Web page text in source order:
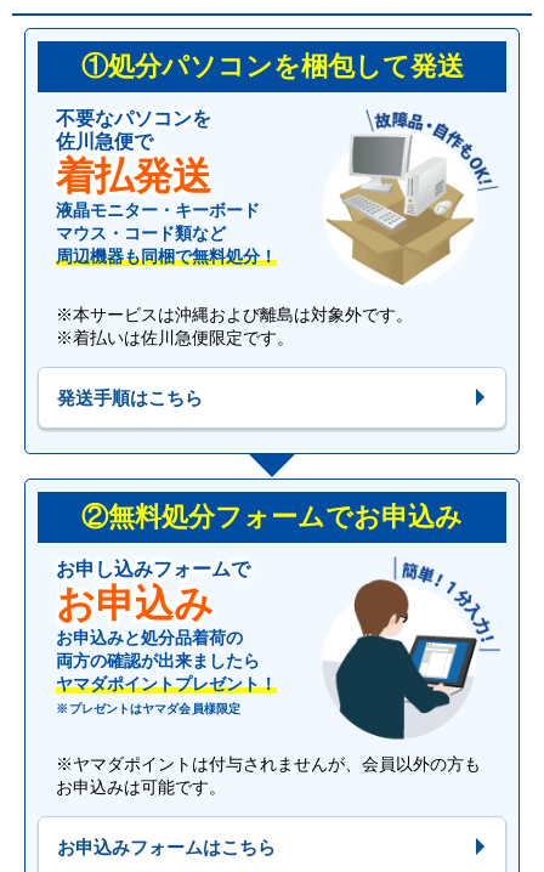
①処分パソコンを梱包して発送
不要なパソコンを
佐川急便で
着払発送
液晶モニター・キーボード
マウス・コード類など
周辺機器も同梱で無料処分！
※本サービスは沖縄および離島は対象外です。
※着払いは佐川急便限定です。
発送手順はこちら
②無料処分フォームでお申込み
お申し込みフォームで
お申込み
お申込みと処分品着荷の
両方の確認が出来ましたら
ヤマダポイントプレゼント！
※プレゼントはヤマダ会員様限定
※ヤマダポイントは付与されませんが、会員以外の方も
お申込みは可能です。
お申込みフォームはこちら